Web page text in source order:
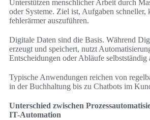
Unterstützen menschlicher Arbeit durch
oder Systeme. Ziel ist, Aufgaben schneller,
fehlerärmer auszuführen.
Digitale Daten sind die Basis. Während
erzeugt und speichert, nutzt
Entscheidungen oder Abläufe selbstständig
Typische Anwendungen reichen von
in der Buchhaltung bis zu Chatbots im
Unterschied zwischen
IT-Automation